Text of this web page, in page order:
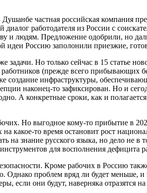
частная российская компания
работодателя из России с
и людям. Предложение одобрили, но
идеи Россию заполонили приезжие,
Но только сейчас в 15 статье
(прежде всего прибывающих
создание инфраструктуры,
наконец-то зафиксирован. Но и
А конкретные сроки, как и
Но выгодное кому-то прибытие в
какое-то время остановит рост
на знание русского языка, но дело не в
для восполнения дефицита
Кроме рабочих в Россию
Однако проблем вряд ли будет меньше,
если они будут, наверняка отразятся